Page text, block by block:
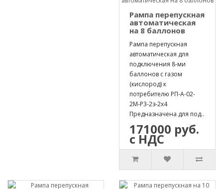
Рампа перепускная
автоматическая
на 8 баллонов
Рампа перепускная
автоматическая для
подключения 8-ми
баллонов с газом
(кислород) к
потребителю РП-А-02-
2М-Р3-2з-2х4
Предназначена для под..
171000 руб.
с НДС